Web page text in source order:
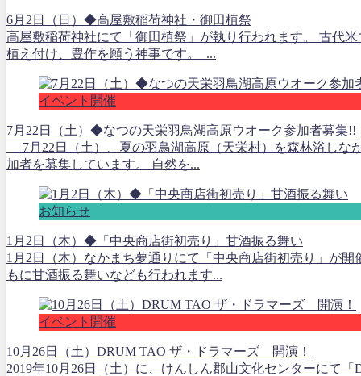
6月2日（日）◆高屋敷稲荷神社・御田植祭
高屋敷稲荷神社にて「御田植祭」が執り行われます。 古代
植え付け、豊作を願う神事です。 ...
イベント開催
7月22日（土）◆なつの天栄羽鳥湖高原ウオーク参加者募集!!
7月22日（土）、夏の羽鳥湖高原（天栄村）を森林浴しな
加者を募集しています。 自然を...
お知らせ
1月2日（木）◆「中央商店街初売り」甘酒振る舞い
1月2日（木）なかまち夢通りにて「中央商店街初売り」が
もに甘酒振る舞いなども行われます...
イベント開催
10月26日（土）DRUM TAO ザ・ドラマーズ 開演！
2019年10月26日（土）に、けんしん郡山文化センターにて